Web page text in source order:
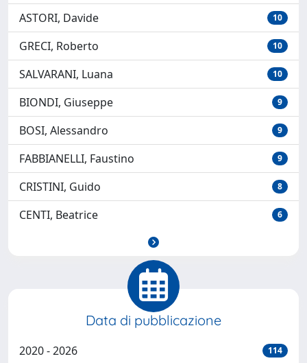
ASTORI, Davide 10
GRECI, Roberto 10
SALVARANI, Luana 10
BIONDI, Giuseppe 9
BOSI, Alessandro 9
FABBIANELLI, Faustino 9
CRISTINI, Guido 8
CENTI, Beatrice 6
Data di pubblicazione
2020 - 2026 114